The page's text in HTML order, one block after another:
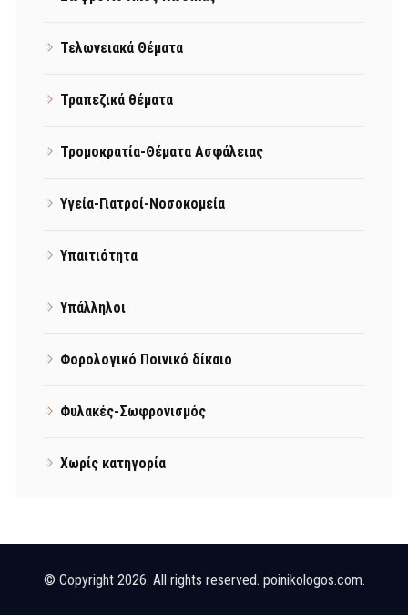
Τελωνειακά Θέματα
Τραπεζικά θέματα
Τρομοκρατία-Θέματα Ασφάλειας
Υγεία-Γιατροί-Νοσοκομεία
Υπαιτιότητα
Υπάλληλοι
Φορολογικό Ποινικό δίκαιο
Φυλακές-Σωφρονισμός
Χωρίς κατηγορία
© Copyright 2026. All rights reserved. poinikologos.com.